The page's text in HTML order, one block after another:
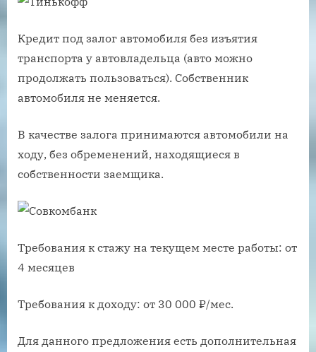
Кредит под залог автомобиля без изъятия
транспорта у автовладельца (авто можно
продолжать пользоваться). Собственник
автомобиля не меняется.
В качестве залога принимаются автомобили на
ходу, без обременений, находящиеся в
собственности заемщика.
Требования к стажу на текущем месте работы: от
4 месяцев
Требования к доходу: от 30 000 ₽/мес.
Для данного предложения есть дополнительная